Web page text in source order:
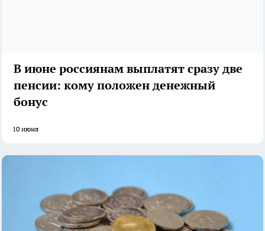
В июне россиянам выплатят сразу две
пенсии: кому положен денежный
бонус
10 июня